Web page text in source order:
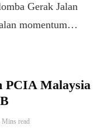
Gerak Jalan
momentum…
PCIA Malaysia
Mins read